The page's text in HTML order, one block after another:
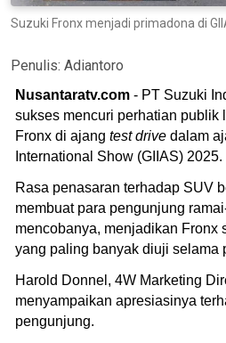
Suzuki Fronx menjadi primadona di
Penulis: Adiantoro
Nusantaratv.com - PT Suzuki
sukses mencuri perhatian publik
Fronx di ajang test drive dalam
International Show (GIIAS) 2025.
Rasa penasaran terhadap SUV
membuat para pengunjung
mencobanya, menjadikan Fronx
yang paling banyak diuji selama
Harold Donnel, 4W Marketing
menyampaikan apresiasinya
pengunjung.